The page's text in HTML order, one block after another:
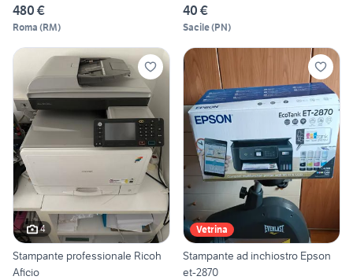
480 €
Roma (RM)
40 €
Sacile(PN)
4
Stampante professionale Ricoh
Aficio
Vetrina
Stampante ad inchiostro Epson
et-2870